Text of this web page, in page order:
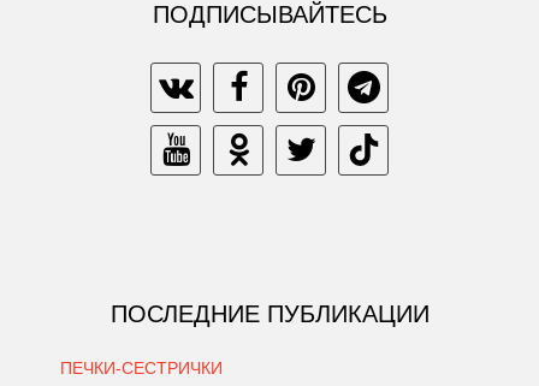
ПОДПИСЫВАЙТЕСЬ
ПОСЛЕДНИЕ ПУБЛИКАЦИИ
ПЕЧКИ-СЕСТРИЧКИ